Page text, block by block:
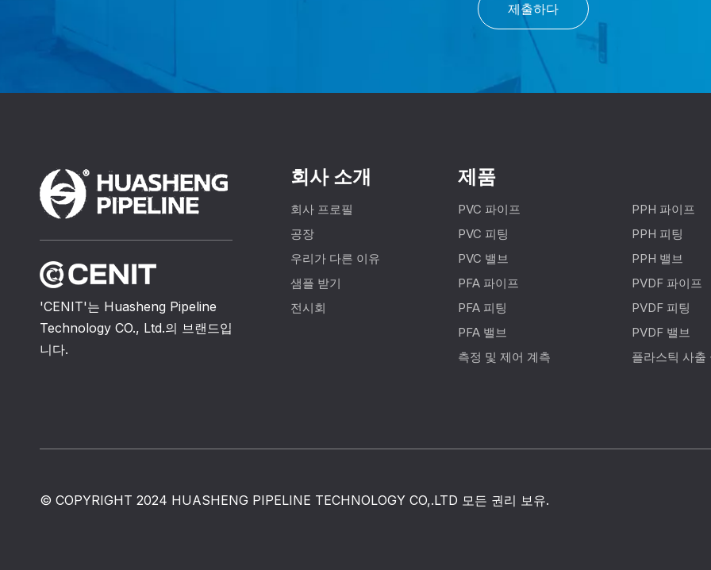
제출하다
'CENIT'는 Huasheng Pipeline
Technology CO., Ltd.의 브랜드입
니다.
회사 소개
회사 프로필
공장
우리가 다른 이유
샘플 받기
전시회
제품
PVC 파이프
PVC 피팅
PVC 밸브
PFA 파이프
PFA 피팅
PFA 밸브
측정 및 제어 계측
PPH 파이프
PPH 피팅
PPH 밸브
PVDF 파이프
PVDF 피팅
PVDF 밸브
플라스틱 사출
© COPYRIGHT 2024 HUASHENG PIPELINE TECHNOLOGY CO,.LTD 모든 권리 보유.